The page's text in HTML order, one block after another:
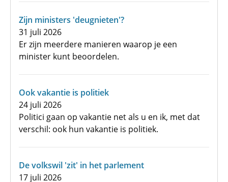
Zijn ministers 'deugnieten'?
31 juli 2026
Er zijn meerdere manieren waarop je een
minister kunt beoordelen.
Ook vakantie is politiek
24 juli 2026
Politici gaan op vakantie net als u en ik, met dat
verschil: ook hun vakantie is politiek.
De volkswil 'zit' in het parlement
17 juli 2026